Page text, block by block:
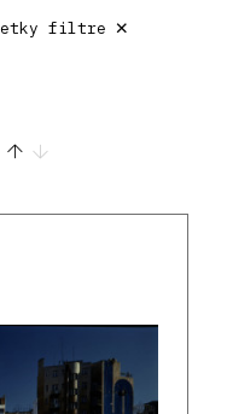
filtre ×